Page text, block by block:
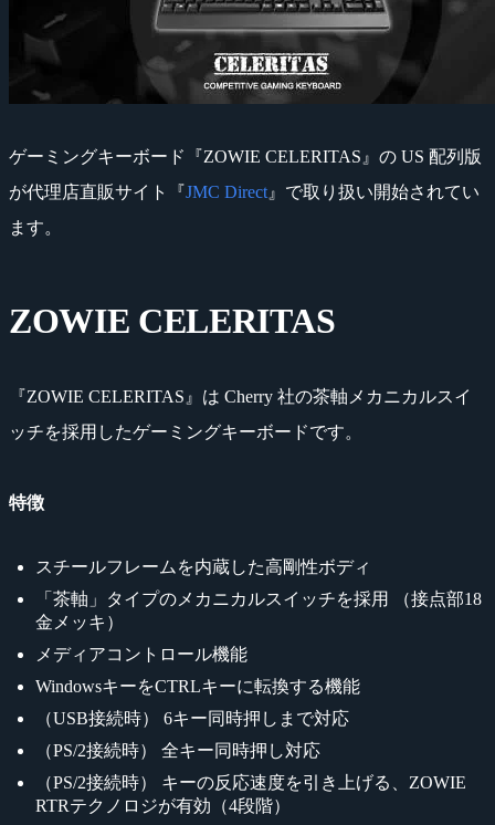
ゲーミングキーボード『ZOWIE CELERITAS』の US 配列版
が代理店直販サイト『JMC Direct 』で取り扱い開始されてい
ます。
ZOWIE CELERITAS
『ZOWIE CELERITAS』は Cherry 社の茶軸メカニカルスイ
ッチを採用したゲーミングキーボードです。
特徴
スチールフレームを内蔵した高剛性ボディ
「茶軸」タイプのメカニカルスイッチを採用 （接点部18
金メッキ）
メディアコントロール機能
WindowsキーをCTRLキーに転換する機能
（USB接続時） 6キー同時押しまで対応
（PS/2接続時） 全キー同時押し対応
（PS/2接続時） キーの反応速度を引き上げる、ZOWIE
RTRテクノロジが有効（4段階）